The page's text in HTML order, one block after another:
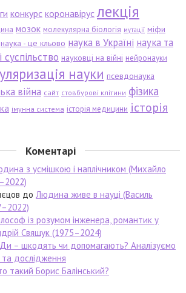
конкурс коронавірус лекція
мозок молекулярна біологія мутації міфи
наука - це кльово наука в Україні наука та
суспільство науковці на війні нейронауки
науки псевдонаука
війна сайт стовбурові клітини фізика
імунна система історія медицини історія
Коментарі
з усмішкою і наплічником (Михайло
до Людина живе в науці (Василь
із розумом інженера, романтик у
Свящук (1975–2024)
– шкодять чи допомагають? Аналізуємо
дослідження
такий Борис Балінський?